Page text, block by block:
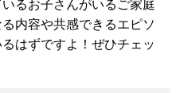
るお子さんがいるご家庭
内容や共感できるエピソ
はずですよ！ぜひチェッ